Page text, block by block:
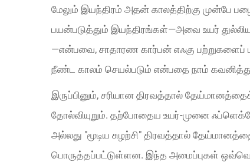
மேலும் இயந்திரம் அதன் காலத்திற்கு முன்பே
பயன்படுத்தும் இயந்திரங்கள்—அவை உயர்
—என்பவை, சாதாரண கார்பன் எஃகு பற்றுகளைப்
நீண்ட காலம் செயல்படும் என்பதை நாம்
இருப்பினும், சரியான திரவத்தால்
தோல்வியுறும். தற்போதைய உயர்-முனை
அல்லது "மூடிய சுழற்சி" திரவத்தால்
பொருத்தப்பட்டுள்ளன. இந்த அமைப்புகள்